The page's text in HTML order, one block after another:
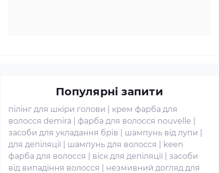
Популярні запити
пілінг для шкіри голови
крем фарба для
волосся demira
фарба для волосся nouvelle
засоби для укладання брів
шампунь від лупи
для депіляції
шампунь для волосся
keen
фарба для волосся
віск для депіляції
засоби
від випадіння волосся
незмивний догляд для